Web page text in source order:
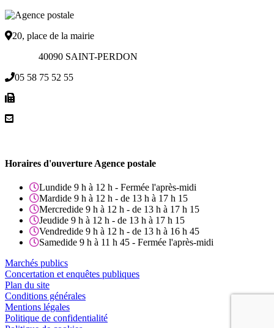
20, place de la mairie
40090 SAINT-PERDON
05 58 75 52 55
Horaires d'ouverture Agence postale
Lundide 9 h à 12 h - Fermée l'après-midi
Mardide 9 h à 12 h - de 13 h à 17 h 15
Mercredide 9 h à 12 h - de 13 h à 17 h 15
Jeudide 9 h à 12 h - de 13 h à 17 h 15
Vendredide 9 h à 12 h - de 13 h à 16 h 45
Samedide 9 h à 11 h 45 - Fermée l'après-midi
Marchés publics
Concertation et enquêtes publiques
Plan du site
Conditions générales
Mentions légales
Politique de confidentialité